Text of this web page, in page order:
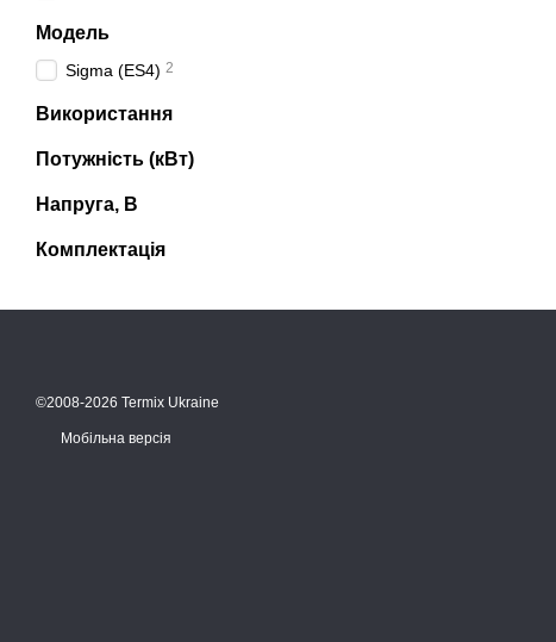
Модель
Sigma (ES4) 2
Використання
Потужність (кВт)
Напруга, В
Комплектація
©2008-2026 Termix Ukraine
Мобільна версія